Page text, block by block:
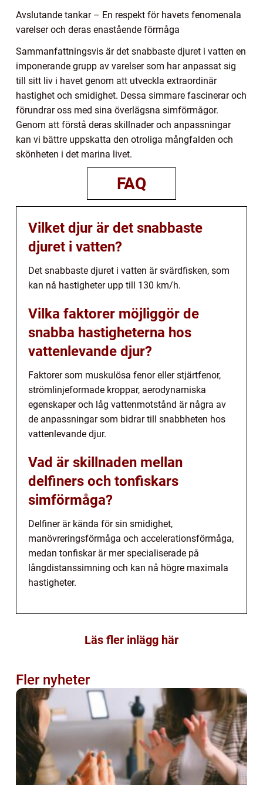
Avslutande tankar – En respekt för havets fenomenala
varelser och deras enastående förmåga
Sammanfattningsvis är det snabbaste djuret i vatten en
imponerande grupp av varelser som har anpassat sig
till sitt liv i havet genom att utveckla extraordinär
hastighet och smidighet. Dessa simmare fascinerar och
förundrar oss med sina överlägsna simförmågor.
Genom att förstå deras skillnader och anpassningar
kan vi bättre uppskatta den otroliga mångfalden och
skönheten i det marina livet.
FAQ
Vilket djur är det snabbaste
djuret i vatten?
Det snabbaste djuret i vatten är svärdfisken, som
kan nå hastigheter upp till 130 km/h.
Vilka faktorer möjliggör de
snabba hastigheterna hos
vattenlevande djur?
Faktorer som muskulösa fenor eller stjärtfenor,
strömlinjeformade kroppar, aerodynamiska
egenskaper och låg vattenmotstånd är några av
de anpassningar som bidrar till snabbheten hos
vattenlevande djur.
Vad är skillnaden mellan
delfiners och tonfiskars
simförmåga?
Delfiner är kända för sin smidighet,
manövreringsförmåga och accelerationsförmåga,
medan tonfiskar är mer specialiserade på
långdistanssimning och kan nå högre maximala
hastigheter.
Läs fler inlägg här
Fler nyheter